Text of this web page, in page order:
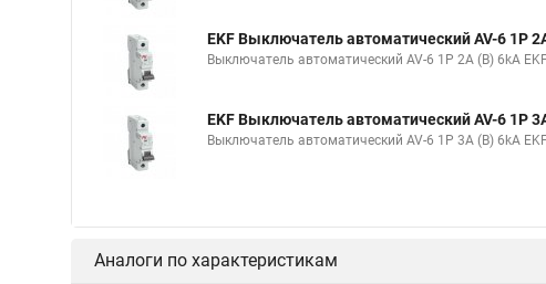
EKF Выключатель автоматический AV-6 1P
Выключатель автоматический AV-6 1P 2A (B) 6kA EKF
EKF Выключатель автоматический AV-6 1P
Выключатель автоматический AV-6 1P 3A (B) 6kA EKF
Аналоги по характеристикам